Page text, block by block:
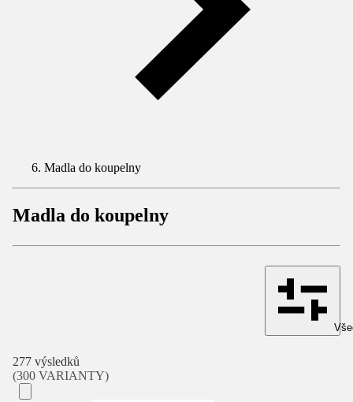
Madla do koupelny
Madla do koupelny
277 výsledků
(300 VARIANTY)